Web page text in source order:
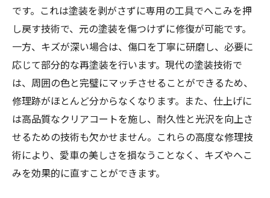
です。これは塗装を剥がさずに専用の工具でへこみを押
し戻す技術で、元の塗装を傷つけずに修復が可能です。
一方、キズが深い場合は、傷口を丁寧に研磨し、必要に
応じて部分的な再塗装を行います。現代の塗装技術で
は、周囲の色と完璧にマッチさせることができるため、
修理跡がほとんど分からなくなります。また、仕上げに
は高品質なクリアコートを施し、耐久性と光沢を向上さ
せるための技術も欠かせません。これらの高度な修理技
術により、愛車の美しさを損なうことなく、キズやへこ
みを効果的に直すことができます。